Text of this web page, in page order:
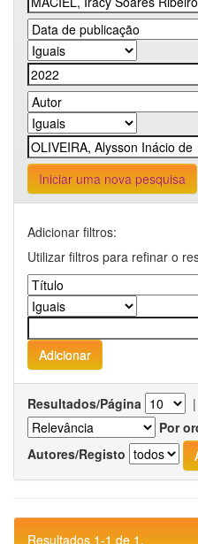
Iniciar uma nova pesquisa
Adicionar filtros:
Utilizar filtros para refinar o
Resultados/Página |
Por
Autores/Registo
Resultados 1-1 de 1.